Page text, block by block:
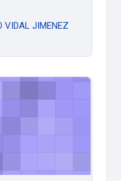
VIDAL JIMENEZ
Tecnico A